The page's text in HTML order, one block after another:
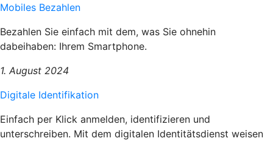
Mobiles Bezahlen
Bezahlen Sie einfach mit dem, was Sie ohnehin
dabeihaben: Ihrem Smartphone.
1. August 2024
Digitale Identifikation
Einfach per Klick anmelden, identifizieren und
unterschreiben. Mit dem digitalen Identitätsdienst weisen